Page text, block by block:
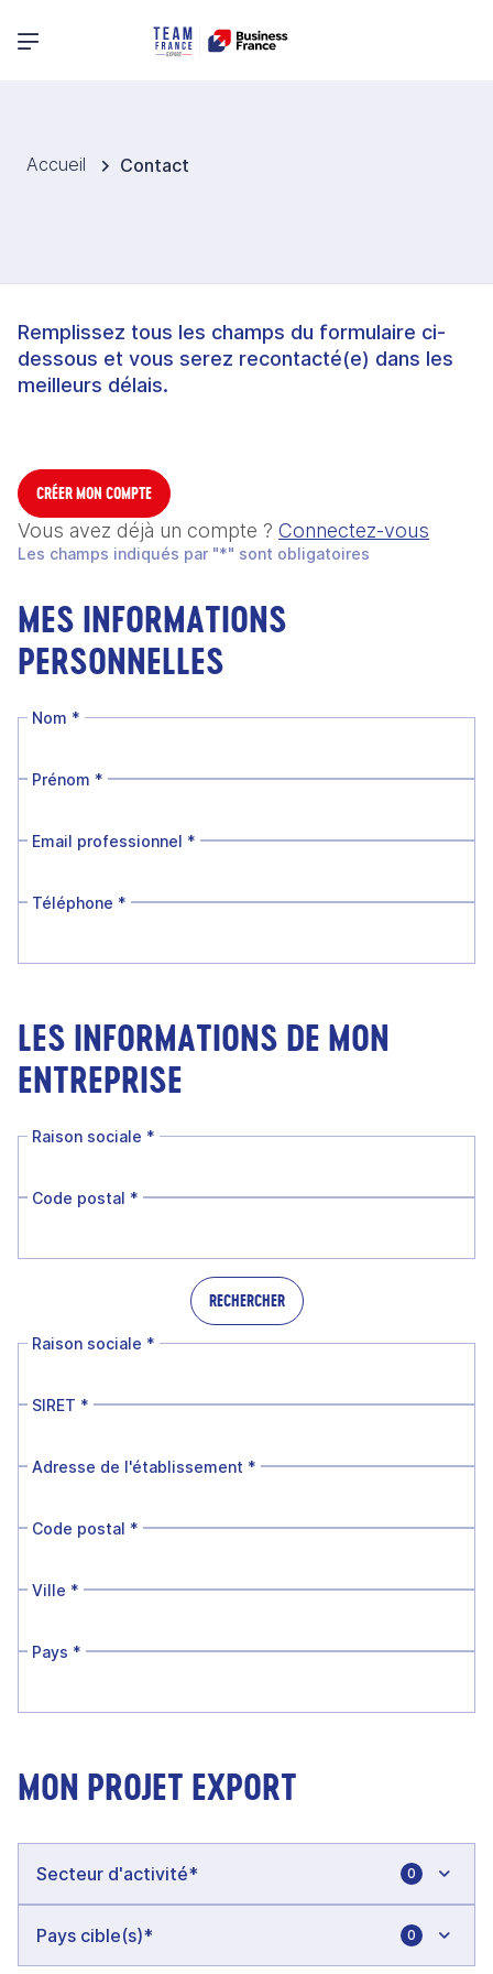
Menu principal
Accueil Contact
Remplissez tous les champs du formulaire ci-
dessous et vous serez recontacté(e) dans les
meilleurs délais.
CRÉER MON COMPTE
Vous avez déjà un compte ? Connectez-vous
Les champs indiqués par "*" sont obligatoires
MES INFORMATIONS
PERSONNELLES
Nom *
Prénom *
Email professionnel *
Téléphone *
LES INFORMATIONS DE MON
ENTREPRISE
Raison sociale *
Code postal *
RECHERCHER
Raison sociale *
SIRET *
Adresse de l'établissement *
Code postal *
Ville *
Pays *
MON PROJET EXPORT
0
0